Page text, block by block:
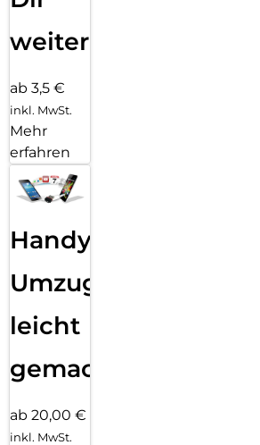
weiter
ab 3,5 €
inkl. MwSt.
Mehr
erfahren
Handy
Umzug
leicht
gemacht!
ab 20,00 €
inkl. MwSt.